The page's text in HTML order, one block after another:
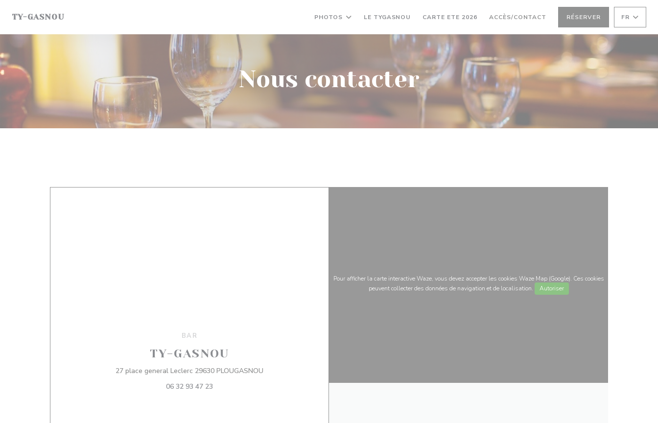
TY-GASNOU PHOTOS LE TYGASNOU CARTE ETE 2026((OUVRE UNE NOUVELLE FENÊTRE))
ACCÈS/CONTACT RÉSERVER FR
Nous contacter
BAR
TY-GASNOU
27 place general Leclerc 29630 PLOUGASNOU
06 32 93 47 23
Pour afficher la carte interactive Waze, vous devez accepter les cookies Waze Map (Google). Ces cookies
peuvent collecter des données de navigation et de localisation.
Autoriser